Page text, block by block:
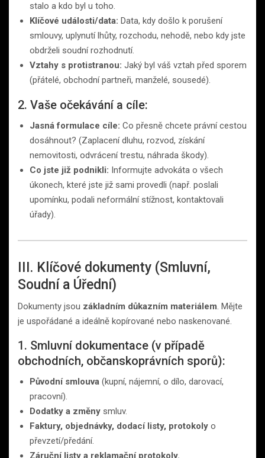
stalo a kdo byl u toho.
Klíčové události/data: Data, kdy došlo k porušení
smlouvy, uplynutí lhůty, rozchodu, nehodě, nebo kdy jste
obdrželi soudní rozhodnutí.
Vztahy s protistranou: Jaký byl váš vztah před sporem
(přátelé, obchodní partneři, manželé, sousedé).
2. Vaše očekávání a cíle:
Jasná formulace cíle: Co přesně chcete právní cestou
dosáhnout? (Zaplacení dluhu, rozvod, získání
nemovitosti, odvrácení trestu, náhrada škody).
Co jste již podnikli: Informujte advokáta o všech
úkonech, které jste již sami provedli (např. poslali
upomínku, podali neformální stížnost, kontaktovali
úřady).
III. Klíčové dokumenty (Smluvní,
Soudní a Úřední)
Dokumenty jsou základním důkazním materiálem. Mějte
je uspořádané a ideálně kopírované nebo naskenované.
1. Smluvní dokumentace (v případě
obchodních, občanskoprávních sporů):
Původní smlouva (kupní, nájemní, o dílo, darovací,
pracovní).
Dodatky a změny smluv.
Faktury, objednávky, dodací listy, protokoly o
převzetí/předání.
Záruční listy a reklamační protokoly.